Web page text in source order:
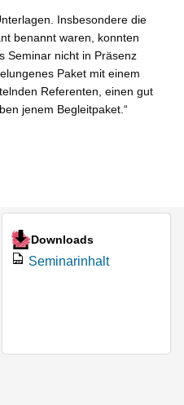
Insbesondere die
benannt waren, konnten
Seminar nicht in Präsenz
Paket mit einem
Referenten, einen gut
jenem Begleitpaket.“
Downloads
Seminarinhalt